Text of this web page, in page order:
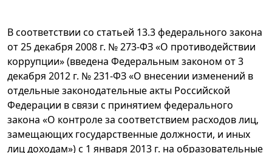
В соответствии со статьей 13.3 федерального закона
от 25 декабря 2008 г. № 273-ФЗ «О противодействии
коррупции» (введена Федеральным законом от 3
декабря 2012 г. № 231-ФЗ «О внесении изменений в
отдельные законодательные акты Российской
Федерации в связи с принятием федерального
закона «О контроле за соответствием расходов лиц,
замещающих государственные должности, и иных
лиц доходам») с 1 января 2013 г. на образовательные